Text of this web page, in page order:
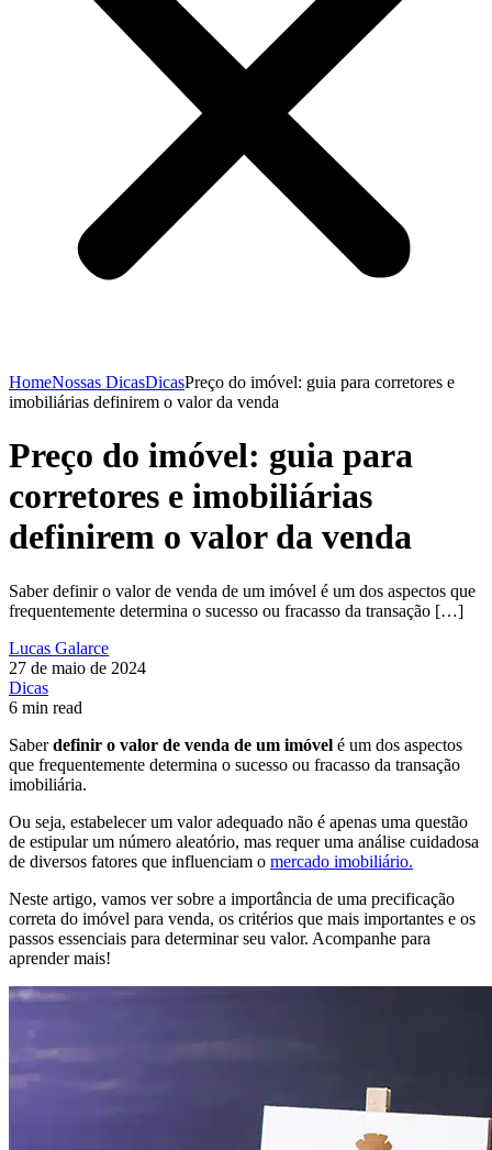
HomeNossas DicasDicasPreço do imóvel: guia para corretores e
imobiliárias definirem o valor da venda
Preço do imóvel: guia para
corretores e imobiliárias
definirem o valor da venda
Saber definir o valor de venda de um imóvel é um dos aspectos que
frequentemente determina o sucesso ou fracasso da transação […]
Lucas Galarce
27 de maio de 2024
Dicas
6 min read
Saberdefinir o valor de venda de um imóvel é um dos aspectos
que frequentemente determina o sucesso ou fracasso da transação
imobiliária.
Ou seja, estabelecer um valor adequado não é apenas uma questão
de estipular um número aleatório, mas requer uma análise cuidadosa
de diversos fatores que influenciam o mercado imobiliário.
Neste artigo, vamos ver sobre a importância de uma precificação
correta do imóvel para venda, os critérios que mais importantes e os
passos essenciais para determinar seu valor. Acompanhe para
aprender mais!